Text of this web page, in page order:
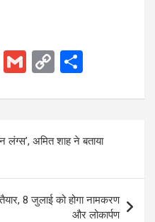
T
G
ail
C
py
n
k
ar
लंग्स’, अमित शाह ने बताया
8 जुलाई को होगा नामकरण
और लोकार्पण